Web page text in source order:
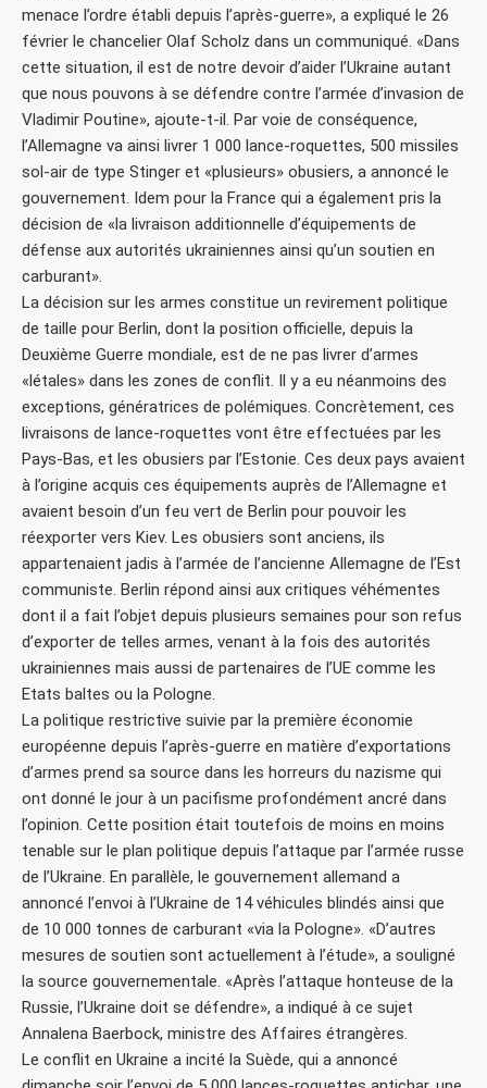
menace l’ordre établi depuis l’après-guerre», a expliqué le 26
février le chancelier Olaf Scholz dans un communiqué. «Dans
cette situation, il est de notre devoir d’aider l’Ukraine autant
que nous pouvons à se défendre contre l’armée d’invasion de
Vladimir Poutine», ajoute-t-il. Par voie de conséquence,
l’Allemagne va ainsi livrer 1 000 lance-roquettes, 500 missiles
sol-air de type Stinger et «plusieurs» obusiers, a annoncé le
gouvernement. Idem pour la France qui a également pris la
décision de «la livraison additionnelle d’équipements de
défense aux autorités ukrainiennes ainsi qu’un soutien en
carburant».
La décision sur les armes constitue un revirement politique
de taille pour Berlin, dont la position officielle, depuis la
Deuxième Guerre mondiale, est de ne pas livrer d’armes
«létales» dans les zones de conflit. Il y a eu néanmoins des
exceptions, génératrices de polémiques. Concrètement, ces
livraisons de lance-roquettes vont être effectuées par les
Pays-Bas, et les obusiers par l’Estonie. Ces deux pays avaient
à l’origine acquis ces équipements auprès de l’Allemagne et
avaient besoin d’un feu vert de Berlin pour pouvoir les
réexporter vers Kiev. Les obusiers sont anciens, ils
appartenaient jadis à l’armée de l’ancienne Allemagne de l’Est
communiste. Berlin répond ainsi aux critiques véhémentes
dont il a fait l’objet depuis plusieurs semaines pour son refus
d’exporter de telles armes, venant à la fois des autorités
ukrainiennes mais aussi de partenaires de l’UE comme les
Etats baltes ou la Pologne.
La politique restrictive suivie par la première économie
européenne depuis l’après-guerre en matière d’exportations
d’armes prend sa source dans les horreurs du nazisme qui
ont donné le jour à un pacifisme profondément ancré dans
l’opinion. Cette position était toutefois de moins en moins
tenable sur le plan politique depuis l’attaque par l’armée russe
de l’Ukraine. En parallèle, le gouvernement allemand a
annoncé l’envoi à l’Ukraine de 14 véhicules blindés ainsi que
de 10 000 tonnes de carburant «via la Pologne». «D’autres
mesures de soutien sont actuellement à l’étude», a souligné
la source gouvernementale. «Après l’attaque honteuse de la
Russie, l’Ukraine doit se défendre», a indiqué à ce sujet
Annalena Baerbock, ministre des Affaires étrangères.
Le conflit en Ukraine a incité la Suède, qui a annoncé